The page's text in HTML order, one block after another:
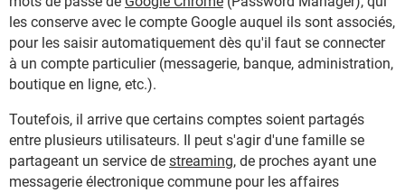
les conserve avec le compte Google auquel ils sont associés,
pour les saisir automatiquement dès qu'il faut se connecter
à un compte particulier (messagerie, banque, administration,
boutique en ligne, etc.).
Toutefois, il arrive que certains comptes soient partagés
entre plusieurs utilisateurs. Il peut s'agir d'une famille se
partageant un service de streaming, de proches ayant une
messagerie électronique commune pour les affaires